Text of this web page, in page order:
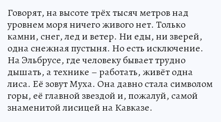
Говорят, на высоте трёх тысяч метров над
уровнем моря ничего живого нет. Только
камни, снег, лед и ветер. Ни еды, ни зверей,
одна снежная пустыня. Но есть исключение.
На Эльбрусе, где человеку бывает трудно
дышать, а технике – работать, живёт одна
лиса. Её зовут Муха. Она давно стала символом
горы, её главной звездой и, пожалуй, самой
знаменитой лисицей на Кавказе.